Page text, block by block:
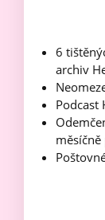
6
archiv
Podcast